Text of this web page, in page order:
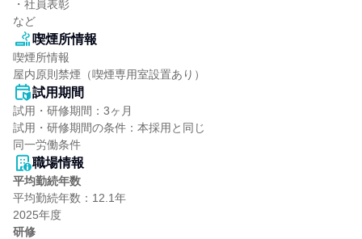
・社員表彰
など
喫煙所情報
喫煙所情報
屋内原則禁煙（喫煙専用室設置あり）
試用期間
試用・研修期間：3ヶ月
試用・研修期間の条件：本採用と同じ
職場情報
平均勤続年数
平均勤続年数：12.1年
研修